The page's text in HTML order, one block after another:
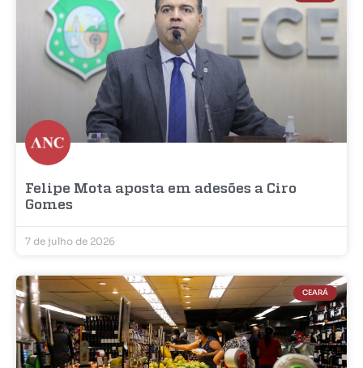
Felipe Mota aposta em adesões a Ciro
Gomes
7 de julho de 2026
CEARÁ